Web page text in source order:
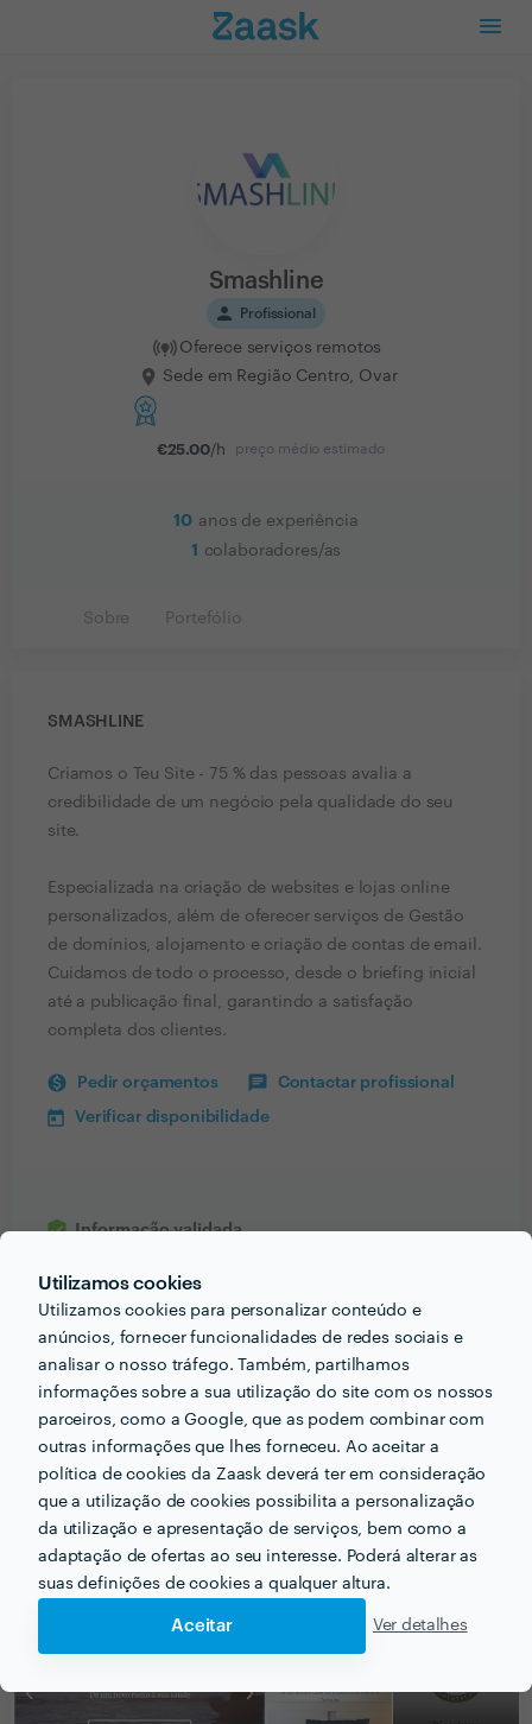
Utilizamos cookies
Utilizamos cookies para personalizar conteúdo e
anúncios, fornecer funcionalidades de redes sociais e
analisar o nosso tráfego. Também, partilhamos
informações sobre a sua utilização do site com os nossos
parceiros, como a Google, que as podem combinar com
outras informações que lhes forneceu. Ao aceitar a
política de cookies da Zaask deverá ter em consideração
que a utilização de cookies possibilita a personalização
da utilização e apresentação de serviços, bem como a
adaptação de ofertas ao seu interesse. Poderá alterar as
suas definições de cookies a qualquer altura.
Aceitar Ver detalhes
Smashline
person Profissional
Oferece serviços remotos
Sede em Região Centro, Ovar
€25.00/h preço médio estimado
10 anos de experiência
1
colaboradores/as
Sobre Portefólio
SMASHLINE
Criamos o Teu Site - 75 % das pessoas ​avalia a
credibilidade de um negócio pela qualidade do seu
site.
Especializada na criação de websites e lojas online
personalizados, além de oferecer serviços de Gestão
de domínios, alojamento e criação de contas de email.
Cuidamos de todo o processo, desde o briefing inicial
até a publicação final, garantindo a satisfação
completa dos clientes.
Pedir orçamentos Contactar profissional
Verificar disponibilidade
Informação validada
email
phone_iphone Telefone
PORTEFÓLIO